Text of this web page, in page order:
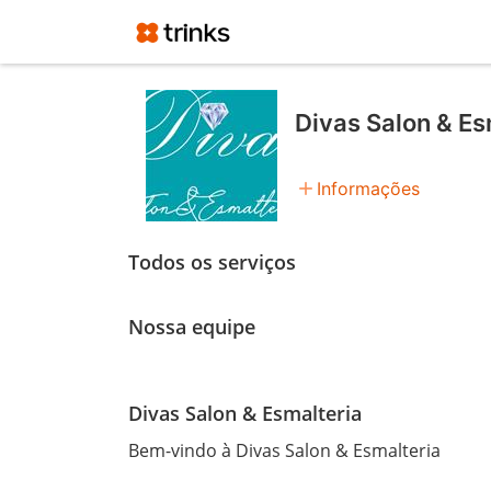
Divas Salon &
add Informações
Todos os serviços
Nossa equipe
Divas Salon & Esmalteria
Bem-vindo à Divas Salon & Esmalteria